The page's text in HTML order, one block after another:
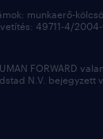
munkaerő-
49711-4/
FORWARD
N.V. bejegyzett